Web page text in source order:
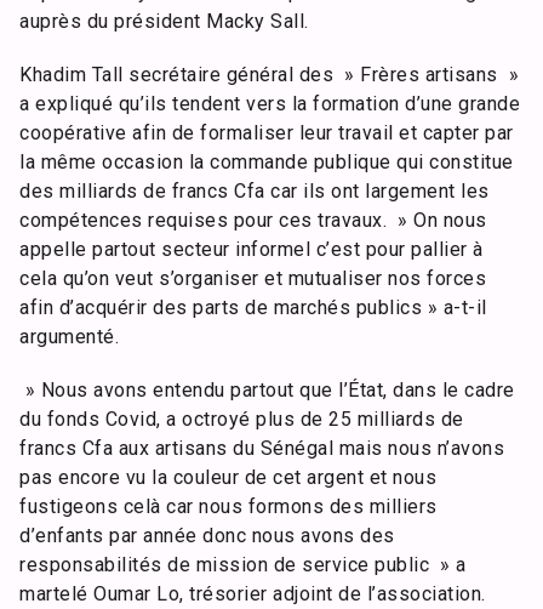
auprès du président Macky Sall.
Khadim Tall secrétaire général des » Frères artisans »
a expliqué qu’ils tendent vers la formation d’une grande
coopérative afin de formaliser leur travail et capter par
la même occasion la commande publique qui constitue
des milliards de francs Cfa car ils ont largement les
compétences requises pour ces travaux. » On nous
appelle partout secteur informel c’est pour pallier à
cela qu’on veut s’organiser et mutualiser nos forces
afin d’acquérir des parts de marchés publics » a-t-il
argumenté.
» Nous avons entendu partout que l’État, dans le cadre
du fonds Covid, a octroyé plus de 25 milliards de
francs Cfa aux artisans du Sénégal mais nous n’avons
pas encore vu la couleur de cet argent et nous
fustigeons celà car nous formons des milliers
d’enfants par année donc nous avons des
responsabilités de mission de service public » a
martelé Oumar Lo, trésorier adjoint de l’association.